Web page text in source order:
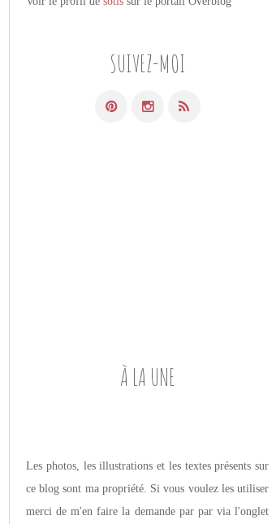
SUIVEZ-MOI
À LA UNE
Les photos, les illustrations et les textes présents sur
ce blog sont ma propriété. Si vous voulez les utiliser
merci de m'en faire la demande par par via l'onglet